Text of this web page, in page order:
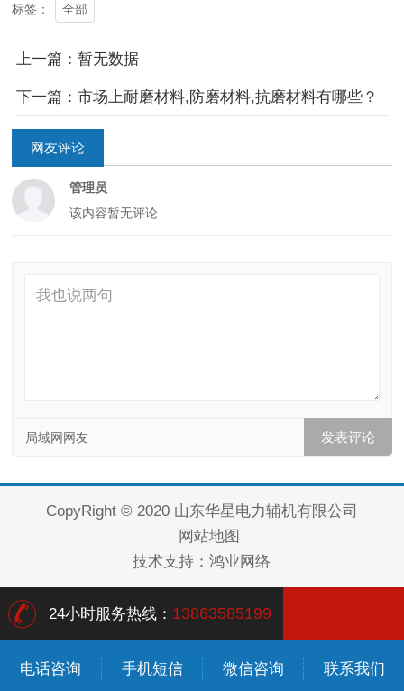
标签： 全部
上一篇：暂无数据
下一篇：市场上耐磨材料,防磨材料,抗磨材料有哪些？
网友评论
管理员
该内容暂无评论
局域网网友
CopyRight © 2020 山东华星电力辅机有限公司
网站地图
技术支持：鸿业网络
24小时服务热线： 13863585199
电话咨询 手机短信 微信咨询 联系我们